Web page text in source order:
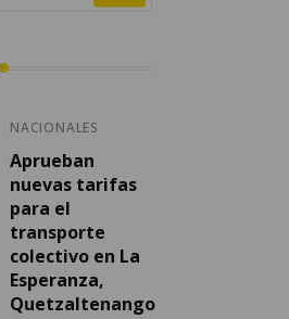
NACIONALES
Aprueban
nuevas tarifas
para el
transporte
colectivo en La
Esperanza,
Quetzaltenango